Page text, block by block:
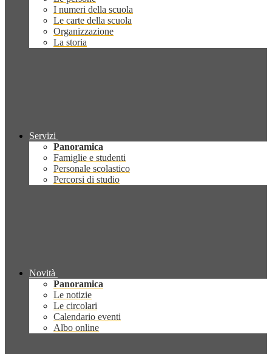
I numeri della scuola
Le carte della scuola
Organizzazione
La storia
Servizi
Panoramica
Famiglie e studenti
Personale scolastico
Percorsi di studio
Novità
Panoramica
Le notizie
Le circolari
Calendario eventi
Albo online